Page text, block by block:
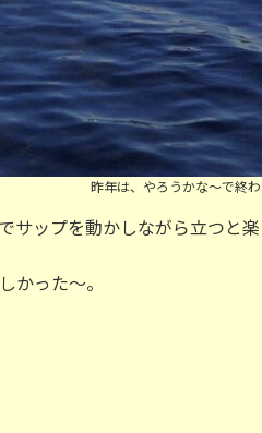
昨年は、やろうかな～で終
サップを動かしながら立つと楽
かった～。